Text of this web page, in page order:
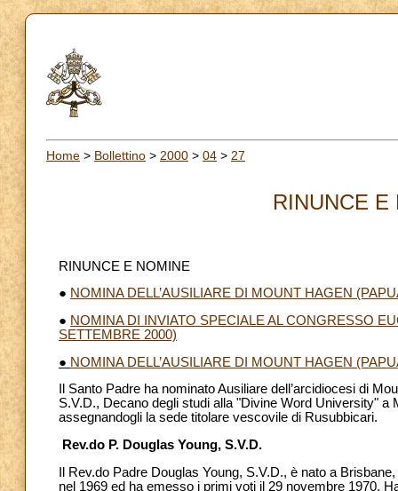
Home > Bollettino > 2000 > 04 > 27
RINUNCE E
RINUNCE E NOMINE
● NOMINA DELL’AUSILIARE DI MOUNT HAGEN
● NOMINA DI INVIATO SPECIALE AL CONGRESSO
SETTEMBRE 2000)
● NOMINA DELL’AUSILIARE DI MOUNT HAGEN
Il Santo Padre ha nominato Ausiliare dell’arcidiocesi di
S.V.D., Decano degli studi alla "Divine Word University"
assegnandogli la sede titolare vescovile di Rusubbicari.
Rev.do P. Douglas Young, S.V.D.
Il Rev.do Padre Douglas Young, S.V.D., è nato a
nel 1969 ed ha emesso i primi voti il 29 novembre 1970.